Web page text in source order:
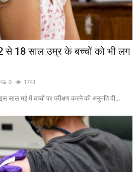
18 साल उम्र के बच्चों को भी लग
0 1741
साल मई में बच्चों पर परीक्षण करने की अनुमति दी...